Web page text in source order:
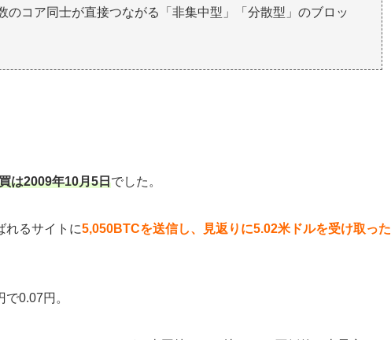
のコア同士が直接つながる「非集中型」「分散型」のブロッ
は2009年10月5日でした。
れるサイトに5,050BTCを送信し、見返りに5.02米ドルを受け取った
0.07円。